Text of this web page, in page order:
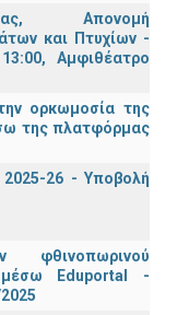
Απονομή
και Πτυχίων -
Αμφιθέατρο
ορκωμοσία της
της πλατφόρμας
26 - Υποβολή
φθινοπωρινού
Εduportal -